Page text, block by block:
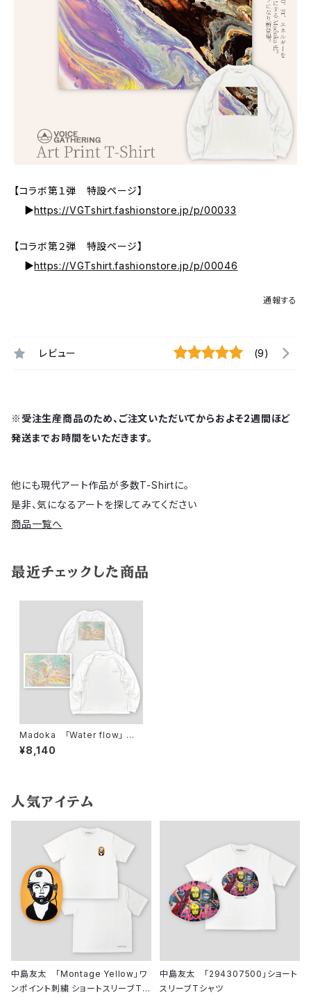
【コラボ第１弾 特設ページ】
▶https://VGTshirt.fashionstore.jp/p/00033
【コラボ第２弾 特設ページ】
▶https://VGTshirt.fashionstore.jp/p/00046
通報する
レビュー (9)
※受注生産商品のため、ご注文いただいてからおよそ2週間ほど
発送までお時間をいただきます。
他にも現代アート作品が多数T-Shirtに。
是非、気になるアートを探してみてください
商品一覧へ
最近チェックした商品
Madoka 「Water flow」 ロ
ゴプリント/ロングスリーブTシャ
ツ
¥8,140
人気アイテム
中島友太 「Montage Yellow」ワ
ンポイント刺繍 ショートスリーブTシ
中島友太 「294307500」ショート
スリーブTシャツ